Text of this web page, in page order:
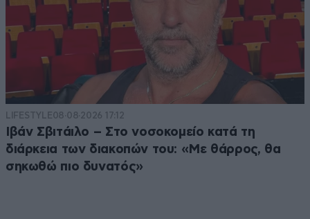
LIFESTYLE08·08·2026 17:12
Ιβάν Σβιτάιλο – Στο νοσοκομείο κατά τη
διάρκεια των διακοπών του: «Με θάρρος, θα
σηκωθώ πιο δυνατός»